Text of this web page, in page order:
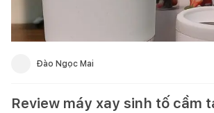
Đào Ngọc Mai
Review máy xay sinh tố cầm